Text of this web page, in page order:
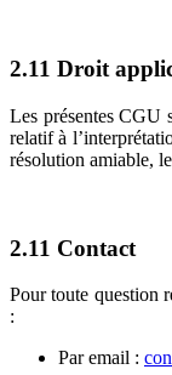
2.11 Droit
Les présentes CGU
relatif à
résolution amiable,
2.11 Contact
Pour toute question
:
Par email :